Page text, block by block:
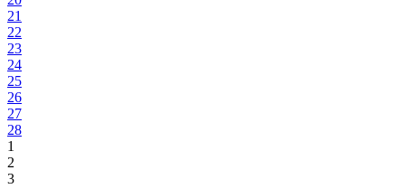
21
22
23
24
25
26
27
28
1
2
3